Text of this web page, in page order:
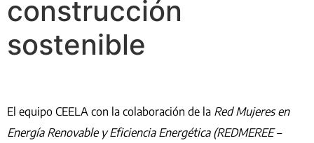
construcción
sostenible
El equipo CEELA con la colaboración de la Red Mujeres en
Energía Renovable y Eficiencia Energética (REDMEREE –